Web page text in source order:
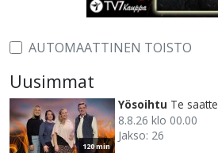
AUTOMAATTINEN TOISTO
Uusimmat
120 min
Yösoihtu Te
8.8.26 klo 00.00
Jakso: 26